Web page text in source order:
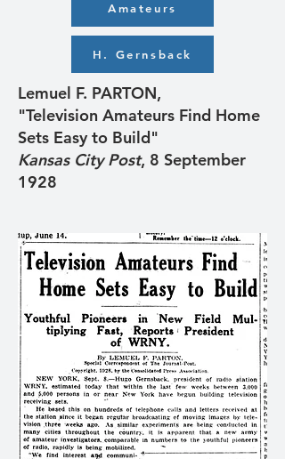
Amateurs
H. Gernsback
Lemuel F. PARTON,
"Television Amateurs Find Home
Sets Easy to Build"
Kansas City Post, 8 September
1928